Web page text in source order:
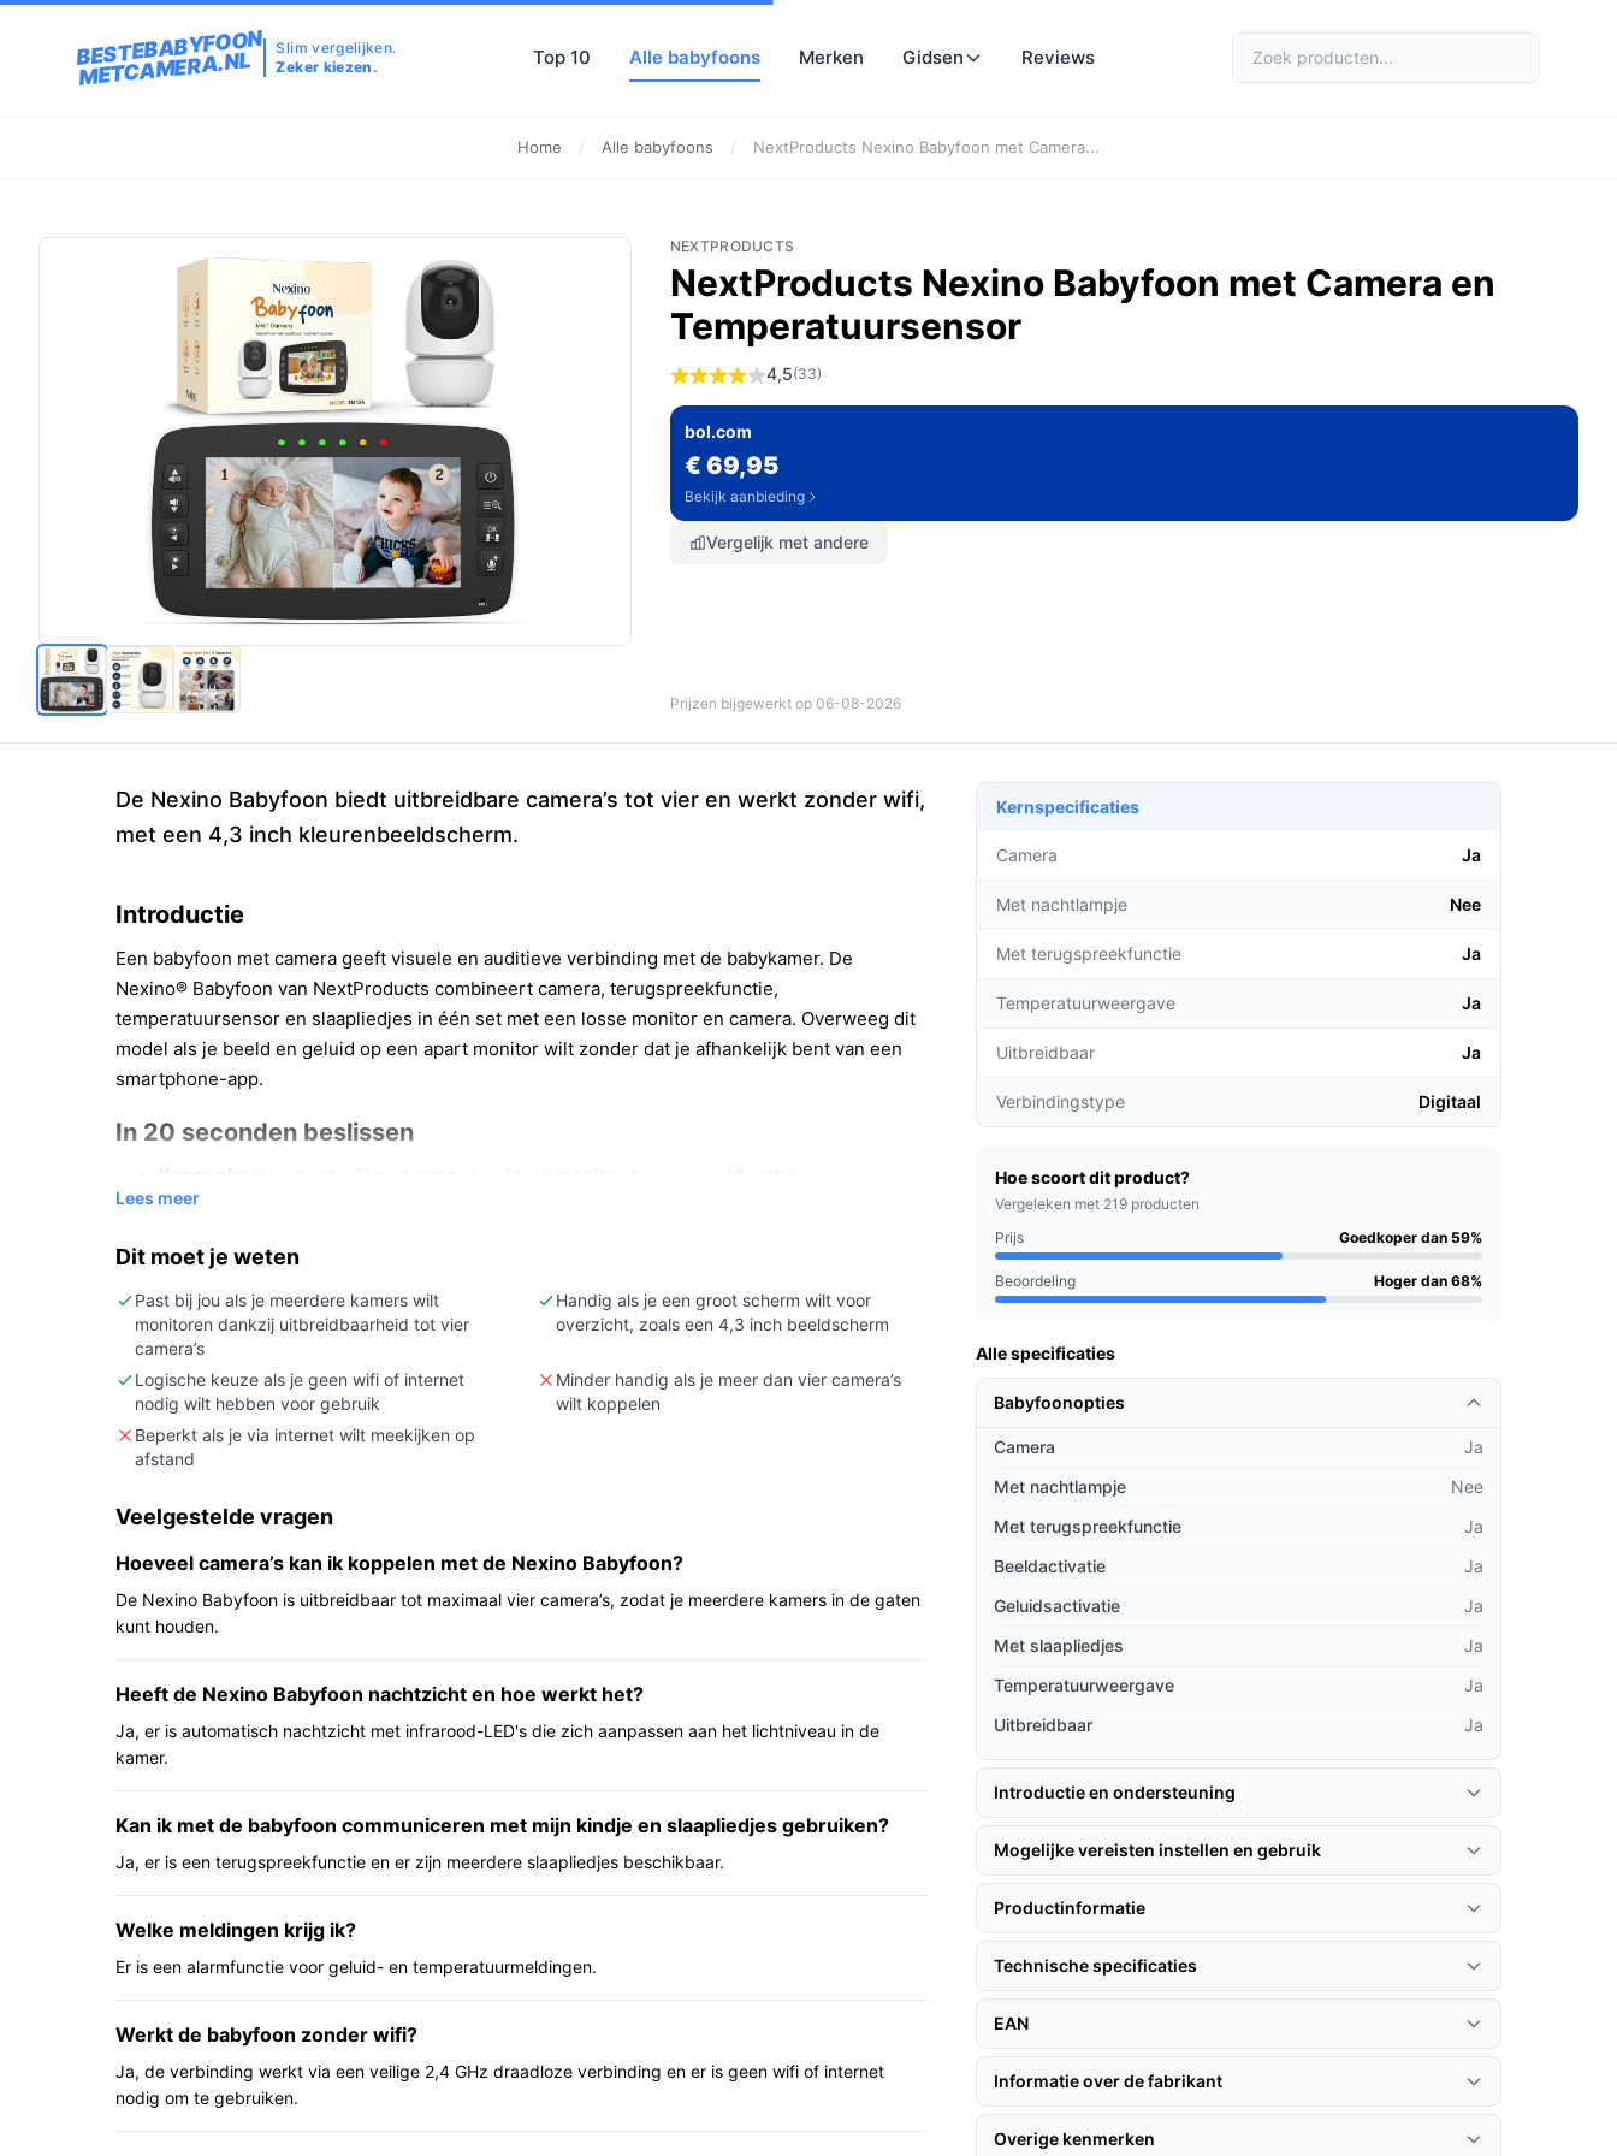
BESTEBABYFOON
METCAMERA.NL
Slim vergelijken.
Zeker kiezen.
Top 10 Alle babyfoons Merken Gidsen Reviews
Home / Alle babyfoons / NextProducts Nexino Babyfoon met Camera...
NEXTPRODUCTS
NextProducts Nexino Babyfoon met Camera en
Temperatuursensor
4,5(33)
bol.com
€ 69,95
Bekijk aanbieding
Vergelijk met andere
Prijzen bijgewerkt op 06-08-2026
De Nexino Babyfoon biedt uitbreidbare camera’s tot vier en werkt zonder wifi,
met een 4,3 inch kleurenbeeldscherm.
Introductie
Een babyfoon met camera geeft visuele en auditieve verbinding met de babykamer. De
Nexino® Babyfoon van NextProducts combineert camera, terugspreekfunctie,
temperatuursensor en slaapliedjes in één set met een losse monitor en camera. Overweeg dit
model als je beeld en geluid op een apart monitor wilt zonder dat je afhankelijk bent van een
smartphone-app.
In 20 seconden beslissen
Kopen als:
je een set wilt met camera en losse monitor, terugspreekfunctie,
temperatuursensor en uitbreiding tot meerdere camera’s.
nachtlampje).
Belangrijkste check:controleer in de specificaties bereik, beeldresolutie en
verbindingswijze (wifi of draadloos proprietary) als die belangrijk voor je zijn.
Wat je in de praktijk merkt
In huis gebruik je de set met één monitor en één camera uit de doos. De camera levert live
beeld en geluid naar de monitor en geeft temperatuurinformatie van de kamer weer. Je kunt via
camera ondersteunt beeld‑ en geluidsactivatie zodat je monitor kan reageren op beweging of
Belangrijkste voordelen
Beeld en geluid op één draagbare monitor: handig als je geen smartphone wilt gebruiken
of meerdere personen de monitor willen delen.
Terugspreekfunctie en slaapliedjes: je kunt snel troosten of een slaaproutine
Temperatuurweergave en beeld/geluidsactivatie: helpt zicht te houden op kamercondities
Voor wie is dit geschikt?
Geschikt voor ouders die een complete set met losse monitor en camera willen, voor mensen
die meerdere kamers willen bewaken (uitbreidbaar tot extra camera’s) en voor gebruikers die
waarde hechten aan terugspreekfunctie en slaapliedjes.
Voor wie is dit minder geschikt?
Als je een babyfoon met ingebouwd nachtlampje nodig hebt, is dit model niet passend (spec:
geen nachtlampje). Als je specifieke eisen hebt aan beeldresolutie, draadloze bereik of
Lees meer
Dit moet je weten
Past bij jou als je meerdere kamers wilt
monitoren dankzij uitbreidbaarheid tot vier
camera’s
Handig als je een groot scherm wilt voor
overzicht, zoals een 4,3 inch beeldscherm
Logische keuze als je geen wifi of internet
nodig wilt hebben voor gebruik
Minder handig als je meer dan vier camera’s
wilt koppelen
Beperkt als je via internet wilt meekijken op
afstand
Veelgestelde vragen
Hoeveel camera’s kan ik koppelen met de Nexino Babyfoon?
De Nexino Babyfoon is uitbreidbaar tot maximaal vier camera’s, zodat je meerdere kamers in de gaten
kunt houden.
Heeft de Nexino Babyfoon nachtzicht en hoe werkt het?
Ja, er is automatisch nachtzicht met infrarood-LED's die zich aanpassen aan het lichtniveau in de
kamer.
Kan ik met de babyfoon communiceren met mijn kindje en slaapliedjes gebruiken?
Ja, er is een terugspreekfunctie en er zijn meerdere slaapliedjes beschikbaar.
Welke meldingen krijg ik?
Er is een alarmfunctie voor geluid- en temperatuurmeldingen.
Werkt de babyfoon zonder wifi?
Ja, de verbinding werkt via een veilige 2,4 GHz draadloze verbinding en er is geen wifi of internet
nodig om te gebruiken.
Kernspecificaties
Camera Ja
Met nachtlampje Nee
Met terugspreekfunctie Ja
Temperatuurweergave Ja
Uitbreidbaar Ja
Verbindingstype Digitaal
Hoe scoort dit product?
Vergeleken met 219 producten
Prijs
Goedkoper dan 59%
Beoordeling Hoger dan 68%
Alle specificaties
Babyfoonopties
Camera
Ja
Met nachtlampje
Nee
Met terugspreekfunctie
Ja
Beeldactivatie
Ja
Geluidsactivatie
Ja
Met slaapliedjes
Ja
Temperatuurweergave
Ja
Uitbreidbaar
Ja
Introductie en ondersteuning
Mogelijke vereisten instellen en gebruik
Productinformatie
Technische specificaties
EAN
Informatie over de fabrikant
Overige kenmerken